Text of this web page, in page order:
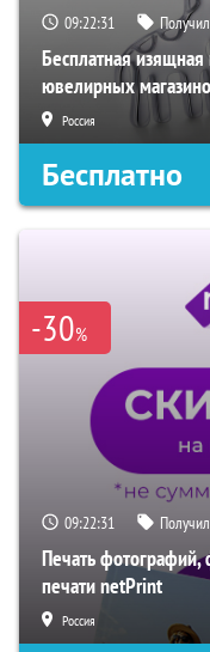
09:22:30
Бесплатная
ювелирных
Россия
Бесплатно
-30%
09:22:30
Печать фотографий,
печати netPrint
Россия